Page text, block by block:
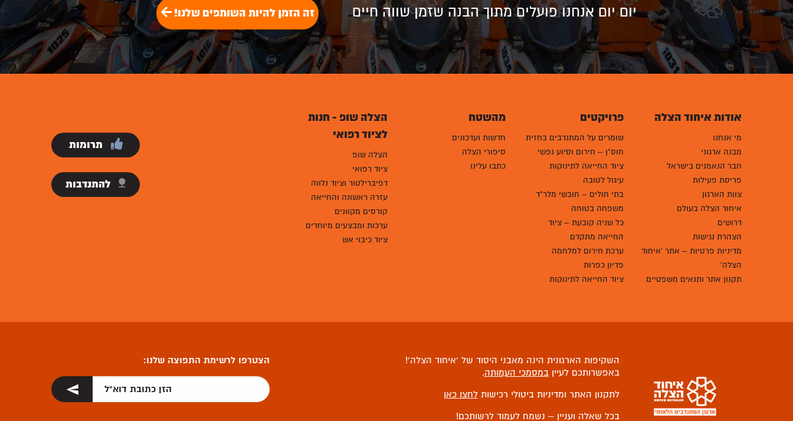
יום יום אנחנו פועלים מתוך הבנה שזמן שווה חיים זה הזמן להיות השותפים שלנו!
אודות איחוד הצלה
מי אנחנו
מבנה ארגוני
חבר הנאמנים בישראל
פריסת פעילות
צוות הארגון
איחוד הצלה בעולם
דרושים
הצהרת נגישות
מדיניות פרטיות – אתר 'איחוד
הצלה'
תקנון אתר ותנאים משפטיים
פרויקטים
שומרים על המתנדבים בחזית
חוס"ן – חירום וסיוע נפשי
ציוד החייאה לתינוקות
עיגול לטובה
בתי חולים – חובשי מלר"ד
משפחה בטוחה
כל שניה קובעת – ציוד
החייאה מתקדם
ערכת חירום למלחמה
פדיון כפרות
ציוד החייאה לתינוקות
מהשטח
חדשות ועדכונים
סיפורי הצלה
כתבו עלינו
הצלה שופ - חנות
לציוד רפואי
הצלה שופ
ציוד רפואי
דפיברילטור וציוד נלווה
עזרה ראשונה והחייאה
קורסים מקוונים
ערכות ומבצעים מיוחדים
ציוד כיבוי אש
תרומות
להתנדבות
השקיפות הארגונית הינה מאבני היסוד של ‘איחוד הצלה’!
באפשרותכם לעייןבמסמכי העמותה.
לתקנון האתר ומדיניות ביטולי רכישותלחצו כאן
בכל שאלה ועניין – נשמח לעמוד לרשותכם!
הצטרפו לרשימת התפוצה שלנו: